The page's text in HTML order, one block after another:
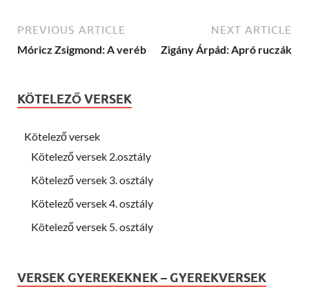
PREVIOUS ARTICLE
Móricz Zsigmond: A veréb
NEXT ARTICLE
Zigány Árpád: Apró ruczák
KÖTELEZŐ VERSEK
Kötelező versek
Kötelező versek 2.osztály
Kötelező versek 3. osztály
Kötelező versek 4. osztály
Kötelező versek 5. osztály
VERSEK GYEREKEKNEK – GYEREKVERSEK